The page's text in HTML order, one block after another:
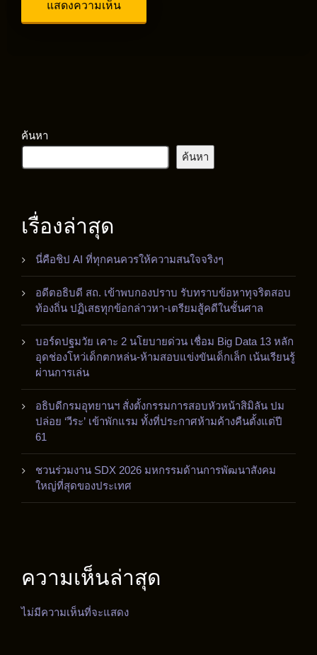
ค้นหา
ค้นหา
เรื่องล่าสุด
นี่คือชิป AI ที่ทุกคนควรให้ความสนใจจริงๆ
อดีตอธิบดี สถ. เข้าพบกองปราบ รับทราบข้อหาทุจริตสอบ
ท้องถิ่น ปฏิเสธทุกข้อกล่าวหา-เตรียมสู้คดีในชั้นศาล
บอร์ดปฐมวัย เคาะ 2 นโยบายด่วน เชื่อม Big Data 13 หลัก
อุดช่องโหว่เด็กตกหล่น-ห้ามสอบแข่งขันเด็กเล็ก เน้นเรียนรู้
ผ่านการเล่น
อธิบดีกรมอุทยานฯ สั่งตั้งกรรมการสอบหัวหน้าสิมิลัน ปม
ปล่อย ‘วีระ’ เข้าพักแรม ทั้งที่ประกาศห้ามค้างคืนตั้งแต่ปี
61
ชวนร่วมงาน SDX 2026 มหกรรมด้านการพัฒนาสังคม
ใหญ่ที่สุดของประเทศ
ความเห็นล่าสุด
ไม่มีความเห็นที่จะแสดง